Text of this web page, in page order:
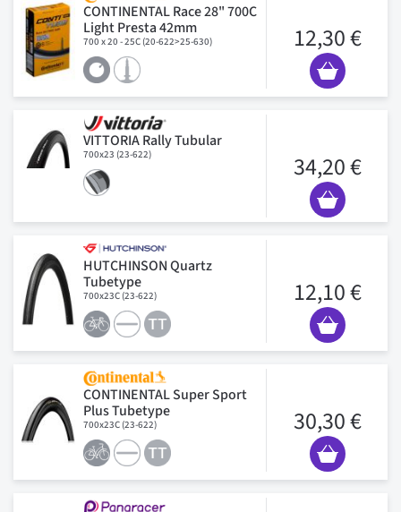
CONTINENTAL Race 28" 700C
Light Presta 42mm
700 x 20 - 25C (20-622>25-630) 12,30 €
VITTORIA Rally Tubular
700x23 (23-622) 34,20 €
HUTCHINSON Quartz
Tubetype
700x23C (23-622) 12,10 €
CONTINENTAL Super Sport
Plus Tubetype
700x23C (23-622) 30,30 €